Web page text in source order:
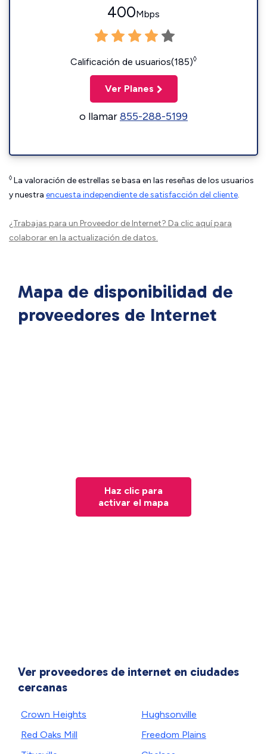
400Mbps
Calificación de usuarios(185)◊
Ver Planes
o llamar855-288-5199
◊ La valoración de estrellas se basa en las reseñas de los usuarios
y nuestra encuesta independiente de satisfacción del cliente.
¿Trabajas para un Proveedor de Internet? Da clic aquípara
colaborar en la actualización de datos.
Mapa de disponibilidad de
proveedores de Internet
Haz clic para
activar el mapa
Ver proveedores de internet en ciudades
cercanas
Crown Heights
Red Oaks Mill
Hughsonville
Freedom Plains